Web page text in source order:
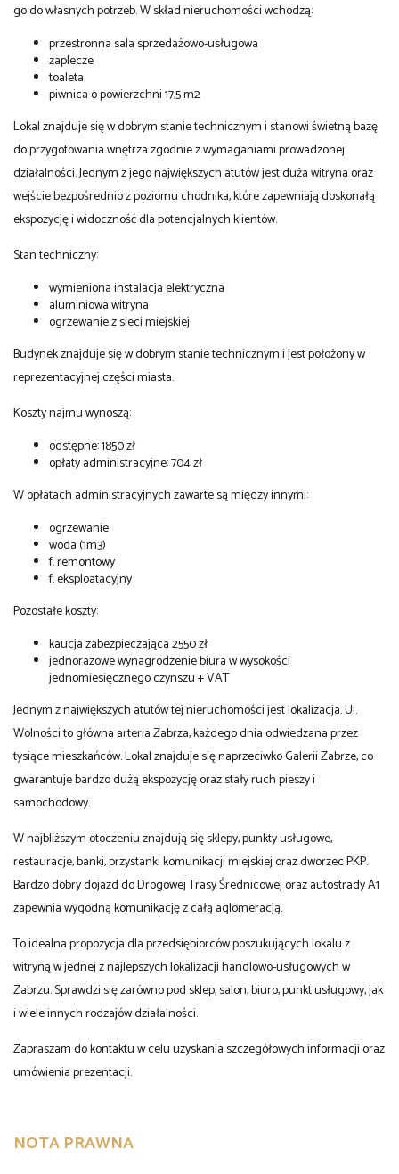
go do własnych potrzeb. W skład nieruchomości wchodzą:
przestronna sala sprzedażowo-usługowa
zaplecze
toaleta
piwnica o powierzchni 17,5 m2
Lokal znajduje się w dobrym stanie technicznym i stanowi świetną bazę
do przygotowania wnętrza zgodnie z wymaganiami prowadzonej
działalności. Jednym z jego największych atutów jest duża witryna oraz
wejście bezpośrednio z poziomu chodnika, które zapewniają doskonałą
ekspozycję i widoczność dla potencjalnych klientów.
Stan techniczny:
wymieniona instalacja elektryczna
aluminiowa witryna
ogrzewanie z sieci miejskiej
Budynek znajduje się w dobrym stanie technicznym i jest położony w
reprezentacyjnej części miasta.
Koszty najmu wynoszą:
odstępne: 1850 zł
opłaty administracyjne: 704 zł
W opłatach administracyjnych zawarte są między innymi:
ogrzewanie
woda (1m3)
f. remontowy
f. eksploatacyjny
Pozostałe koszty:
kaucja zabezpieczająca 2550 zł
jednorazowe wynagrodzenie biura w wysokości
jednomiesięcznego czynszu + VAT
Jednym z największych atutów tej nieruchomości jest lokalizacja. Ul.
Wolności to główna arteria Zabrza, każdego dnia odwiedzana przez
tysiące mieszkańców. Lokal znajduje się naprzeciwko Galerii Zabrze, co
gwarantuje bardzo dużą ekspozycję oraz stały ruch pieszy i
samochodowy.
W najbliższym otoczeniu znajdują się sklepy, punkty usługowe,
restauracje, banki, przystanki komunikacji miejskiej oraz dworzec PKP.
Bardzo dobry dojazd do Drogowej Trasy Średnicowej oraz autostrady A1
zapewnia wygodną komunikację z całą aglomeracją.
To idealna propozycja dla przedsiębiorców poszukujących lokalu z
witryną w jednej z najlepszych lokalizacji handlowo-usługowych w
Zabrzu. Sprawdzi się zarówno pod sklep, salon, biuro, punkt usługowy, jak
i wiele innych rodzajów działalności.
Zapraszam do kontaktu w celu uzyskania szczegółowych informacji oraz
umówienia prezentacji.
NOTA PRAWNA